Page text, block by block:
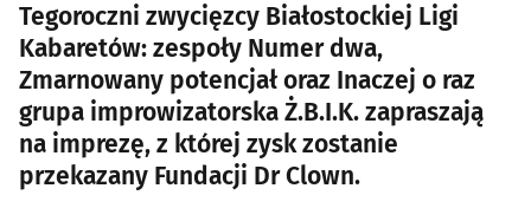
Tegoroczni zwycięzcy Białostockiej Ligi
Kabaretów: zespoły Numer dwa,
Zmarnowany potencjał oraz Inaczej o raz
grupa improwizatorska Ż.B.I.K. zapraszają
na imprezę, z której zysk zostanie
przekazany Fundacji Dr Clown.